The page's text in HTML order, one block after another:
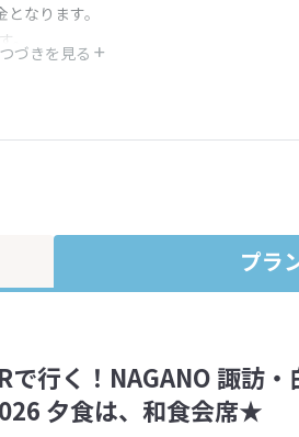
つづきを見る
なります。
更新されます。最終確認画面でご確認く
プラ
で行く！NAGANO 諏訪・
夕食は、和食会席★